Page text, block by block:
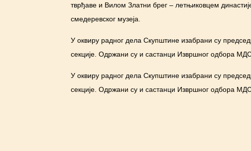
тврђаве и Вилом Златни брег ‒ летњиковцем
смедеревског музеја.
У оквиру радног дела Скупштине изабрани су
секције. Одржани су и састанци Извршног одбора
У оквиру радног дела Скупштине изабрани су
секције. Одржани су и састанци Извршног одбора